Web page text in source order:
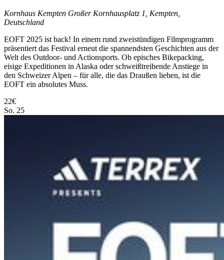
Kornhaus Kempten Großer Kornhausplatz 1, Kempten,
Deutschland
EOFT 2025 ist back! In einem rund zweistündigen Filmprogramm
präsentiert das Festival erneut die spannendsten Geschichten aus der
Welt des Outdoor- und Actionsports. Ob episches Bikepacking,
eisige Expeditionen in Alaska oder schweißtreibende Anstiege in
den Schweizer Alpen – für alle, die das Draußen lieben, ist die
EOFT ein absolutes Muss.
22€
So. 25